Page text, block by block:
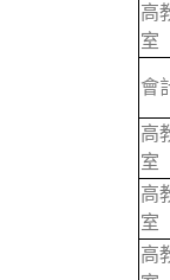
高
室
會
高
室
高
室
高